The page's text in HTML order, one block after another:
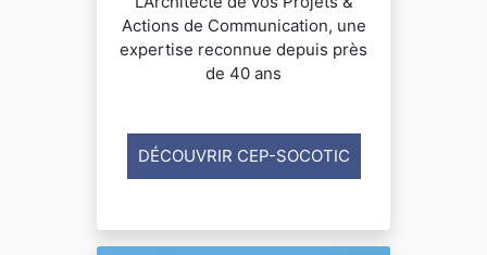
Actions de Communication, une
expertise reconnue depuis près
de 40 ans
DÉCOUVRIR CEP-SOCOTIC